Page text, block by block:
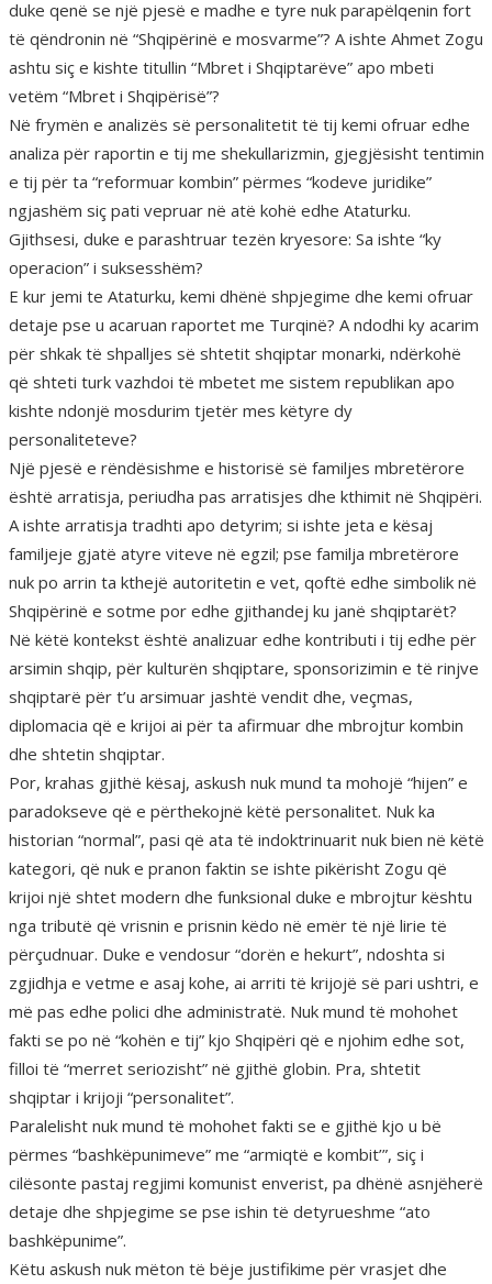
duke qenë se një pjesë e madhe e tyre nuk parapëlqenin fort
të qëndronin në “Shqipërinë e mosvarme”? A ishte Ahmet Zogu
ashtu siç e kishte titullin “Mbret i Shqiptarëve” apo mbeti
vetëm “Mbret i Shqipërisë”?
Në frymën e analizës së personalitetit të tij kemi ofruar edhe
analiza për raportin e tij me shekullarizmin, gjegjësisht tentimin
e tij për ta “reformuar kombin” përmes “kodeve juridike”
ngjashëm siç pati vepruar në atë kohë edhe Ataturku.
Gjithsesi, duke e parashtruar tezën kryesore: Sa ishte “ky
operacion” i suksesshëm?
E kur jemi te Ataturku, kemi dhënë shpjegime dhe kemi ofruar
detaje pse u acaruan raportet me Turqinë? A ndodhi ky acarim
për shkak të shpalljes së shtetit shqiptar monarki, ndërkohë
që shteti turk vazhdoi të mbetet me sistem republikan apo
kishte ndonjë mosdurim tjetër mes këtyre dy
personaliteteve?
Një pjesë e rëndësishme e historisë së familjes mbretërore
është arratisja, periudha pas arratisjes dhe kthimit në Shqipëri.
A ishte arratisja tradhti apo detyrim; si ishte jeta e kësaj
familjeje gjatë atyre viteve në egzil; pse familja mbretërore
nuk po arrin ta kthejë autoritetin e vet, qoftë edhe simbolik në
Shqipërinë e sotme por edhe gjithandej ku janë shqiptarët?
Në këtë kontekst është analizuar edhe kontributi i tij edhe për
arsimin shqip, për kulturën shqiptare, sponsorizimin e të rinjve
shqiptarë për t’u arsimuar jashtë vendit dhe, veçmas,
diplomacia që e krijoi ai për ta afirmuar dhe mbrojtur kombin
dhe shtetin shqiptar.
Por, krahas gjithë kësaj, askush nuk mund ta mohojë “hijen” e
paradokseve që e përthekojnë këtë personalitet. Nuk ka
historian “normal”, pasi që ata të indoktrinuarit nuk bien në këtë
kategori, që nuk e pranon faktin se ishte pikërisht Zogu që
krijoi një shtet modern dhe funksional duke e mbrojtur kështu
nga tributë që vrisnin e prisnin këdo në emër të një lirie të
përçudnuar. Duke e vendosur “dorën e hekurt”, ndoshta si
zgjidhja e vetme e asaj kohe, ai arriti të krijojë së pari ushtri, e
më pas edhe polici dhe administratë. Nuk mund të mohohet
fakti se po në “kohën e tij” kjo Shqipëri që e njohim edhe sot,
filloi të “merret seriozisht” në gjithë globin. Pra, shtetit
shqiptar i krijoji “personalitet”.
Paralelisht nuk mund të mohohet fakti se e gjithë kjo u bë
përmes “bashkëpunimeve” me “armiqtë e kombit’”, siç i
cilësonte pastaj regjimi komunist enverist, pa dhënë asnjëherë
detaje dhe shpjegime se pse ishin të detyrueshme “ato
bashkëpunime”.
Këtu askush nuk mëton të bëje justifikime për vrasjet dhe